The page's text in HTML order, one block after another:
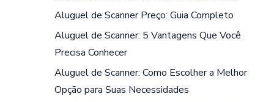
Aluguel de Scanner Preço: Guia Completo
Aluguel de Scanner: 5 Vantagens Que Você
Precisa Conhecer
Aluguel de Scanner: Como Escolher a Melhor
Opção para Suas Necessidades